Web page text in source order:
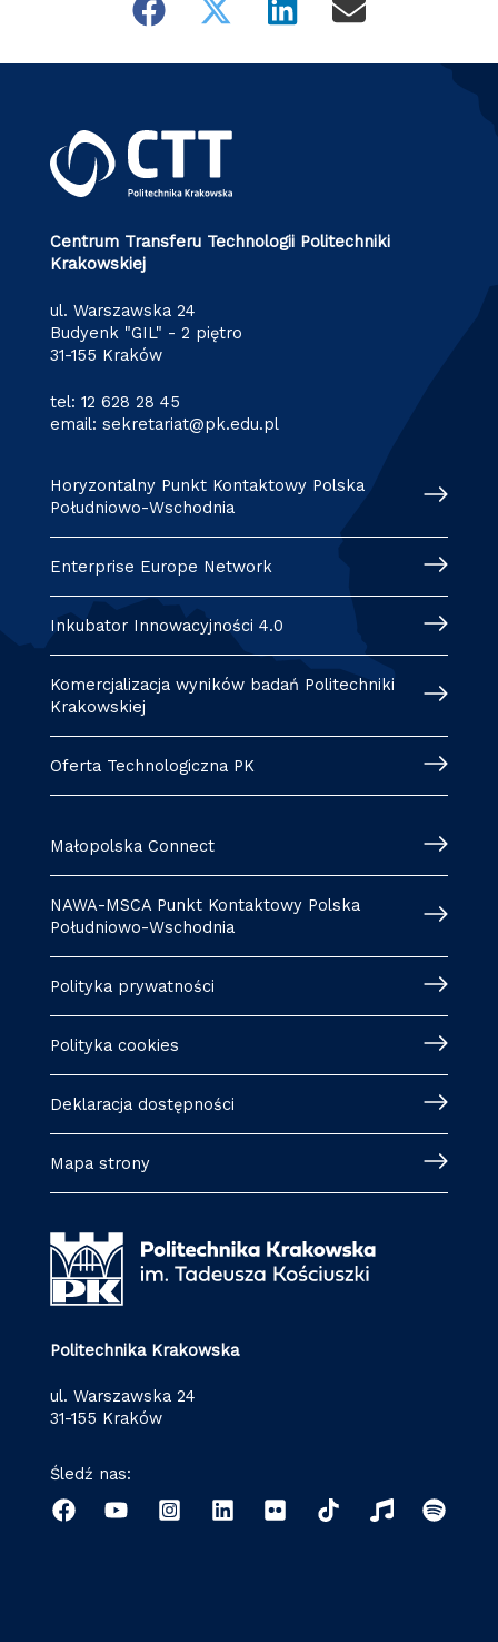
Centrum Transferu Technologii Politechniki
Krakowskiej
ul. Warszawska 24
Budyenk "GIL" - 2 piętro
31-155 Kraków
tel: 12 628 28 45
email: sekretariat@pk.edu.pl
Horyzontalny Punkt Kontaktowy Polska
Południowo-Wschodnia
Enterprise Europe Network
Inkubator Innowacyjności 4.0
Komercjalizacja wyników badań Politechniki
Krakowskiej
Oferta Technologiczna PK
Małopolska Connect
NAWA-MSCA Punkt Kontaktowy Polska
Południowo-Wschodnia
Polityka prywatności
Polityka cookies
Deklaracja dostępności
Mapa strony
Politechnika Krakowska
ul. Warszawska 24
31-155 Kraków
Śledź nas: